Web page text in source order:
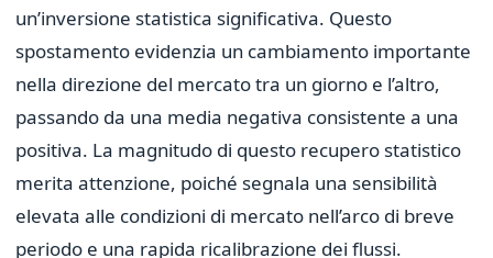
un’inversione statistica significativa. Questo
spostamento evidenzia un cambiamento importante
nella direzione del mercato tra un giorno e l’altro,
passando da una media negativa consistente a una
positiva. La magnitudo di questo recupero statistico
merita attenzione, poiché segnala una sensibilità
elevata alle condizioni di mercato nell’arco di breve
periodo e una rapida ricalibrazione dei flussi.